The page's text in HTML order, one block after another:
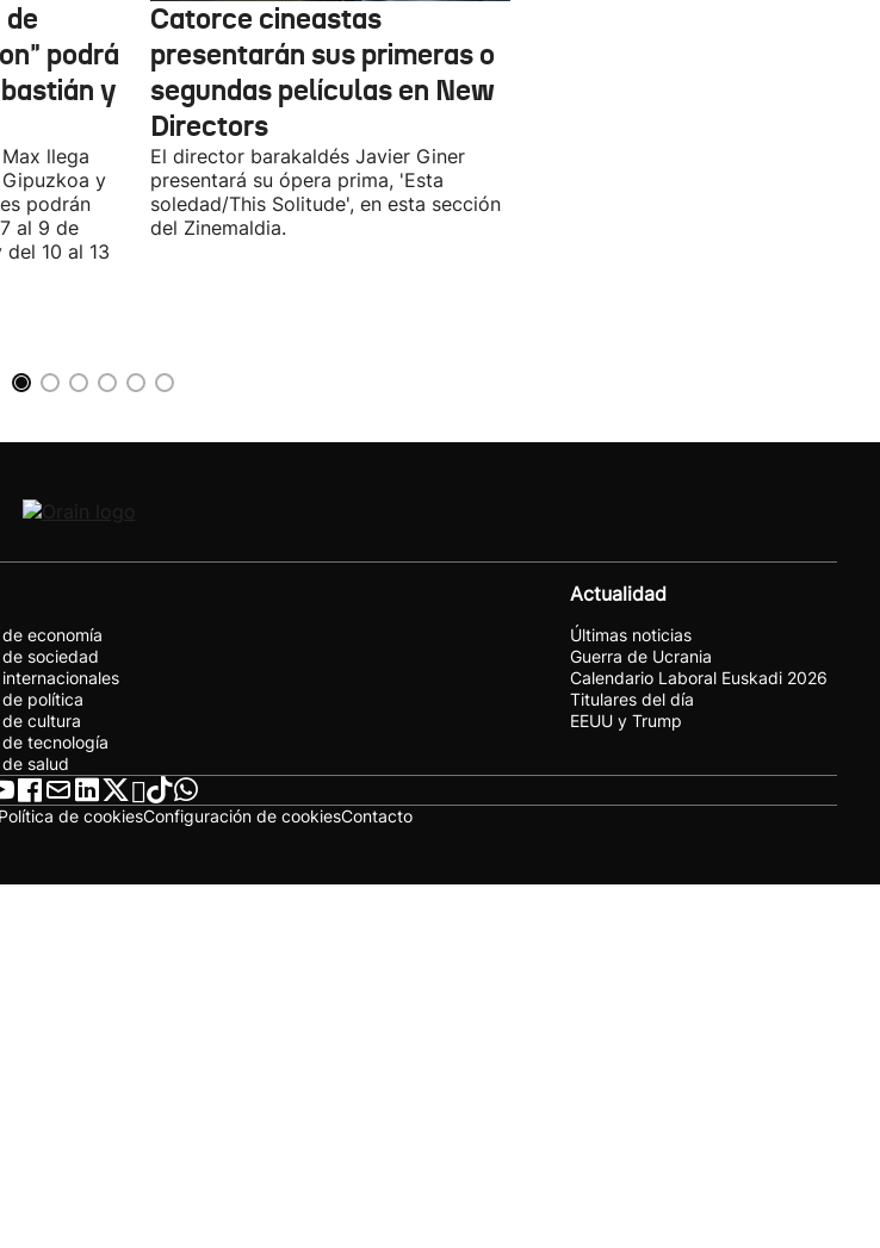
podrá
y
llega
y
podrán
al 9 de
10 al 13
Catorce cineastas
presentarán sus primeras o
segundas películas en New
Directors
El director barakaldés Javier Giner
presentará su ópera prima, 'Esta
soledad/This Solitude', en esta sección
del Zinemaldia.
economía
sociedad
política
cultura
tecnología
salud
Actualidad
Últimas noticias
Guerra de Ucrania
Calendario Laboral Euskadi 2026
Titulares del día
EEUU y Trump
de cookiesConfiguración de cookiesContacto